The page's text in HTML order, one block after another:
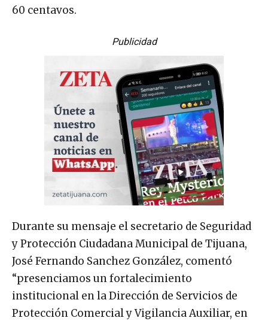
60 centavos.
Publicidad
Durante su mensaje el secretario de Seguridad
y Protección Ciudadana Municipal de Tijuana,
José Fernando Sanchez González, comentó
“presenciamos un fortalecimiento
institucional en la Dirección de Servicios de
Protección Comercial y Vigilancia Auxiliar, en